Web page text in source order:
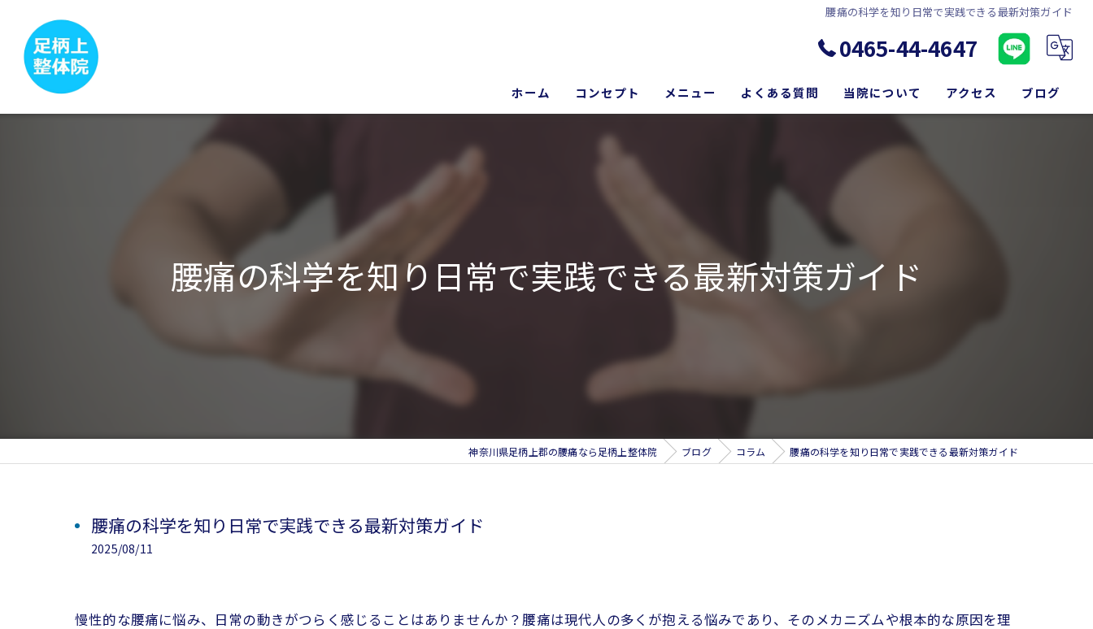
腰痛の科学を知り日常で実践できる最新対策ガイド
0465-44-4647
ホーム コンセプト メニュー よくある質問 当院について
松田町の腰痛
脊柱管狭窄症
アクセス ブログ
腰痛の科学を知り日常で実践できる最新対策ガイド
神奈川県足柄上郡の腰痛なら足柄上整体院 ブログ コラム 腰痛の科学を知り日常で実践できる最新対策ガイド
腰痛の科学を知り日常で実践できる最新対策ガイド
2025/08/11
慢性的な腰痛に悩み、日常の動きがつらく感じることはありませんか？腰痛は現代人の多くが抱える悩みであり、そのメカニズムや根本的な原因を理